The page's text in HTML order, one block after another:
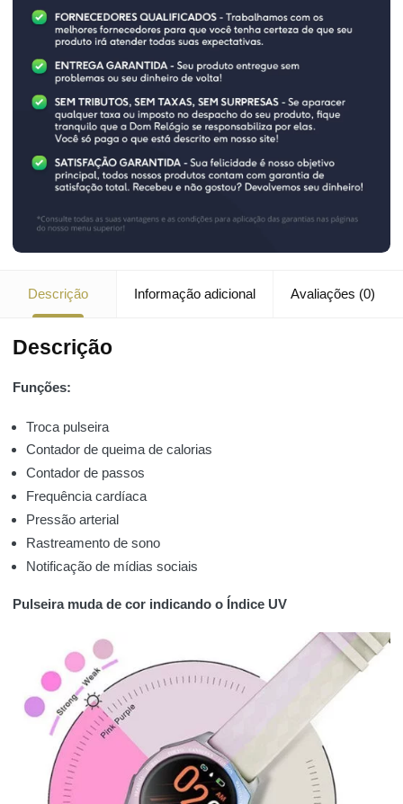
Descrição Informação adicional Avaliações (0)
Descrição
Funções:
Troca pulseira
Contador de queima de calorias
Contador de passos
Frequência cardíaca
Pressão arterial
Rastreamento de sono
Notificação de mídias sociais
Pulseira muda de cor indicando o Índice UV